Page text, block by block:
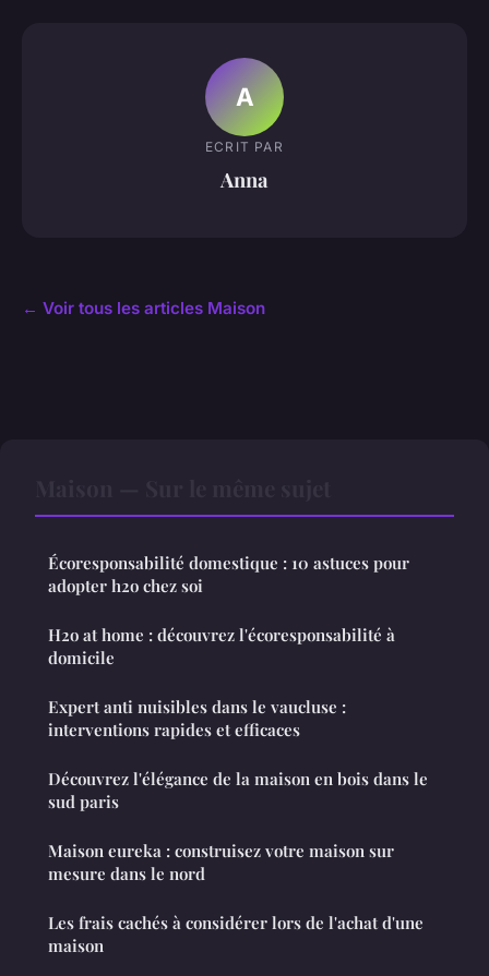
A
ECRIT PAR
Anna
← Voir tous les articles Maison
Écoresponsabilité domestique : 10 astuces pour
adopter h2o chez soi
H2o at home : découvrez l'écoresponsabilité à
domicile
Expert anti nuisibles dans le vaucluse :
interventions rapides et efficaces
Découvrez l'élégance de la maison en bois dans le
sud paris
Maison eureka : construisez votre maison sur
mesure dans le nord
Les frais cachés à considérer lors de l'achat d'une
maison